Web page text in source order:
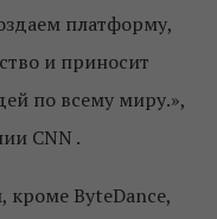
платформу,
и приносит
по всему миру.»,
CNN .
кроме ByteDance,